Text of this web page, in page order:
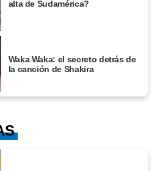
alta de Sudamérica?
Waka Waka: el secreto detrás de
la canción de Shakira